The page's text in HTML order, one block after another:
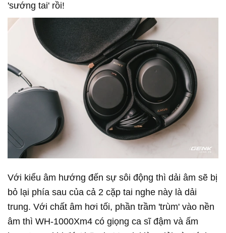
'sướng tai' rồi!
Với kiểu âm hướng đến sự sôi động thì dải âm sẽ bị
bỏ lại phía sau của cả 2 cặp tai nghe này là dải
trung. Với chất âm hơi tối, phần trầm 'trùm' vào nền
âm thì WH-1000Xm4 có giọng ca sĩ đậm và ấm